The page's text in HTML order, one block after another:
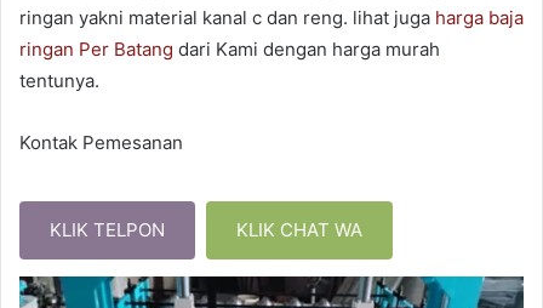
ringan yakni material kanal c dan reng. lihat juga harga baja
ringan Per Batang dari Kami dengan harga murah
tentunya.
Kontak Pemesanan
KLIK TELPON KLIK CHAT WA